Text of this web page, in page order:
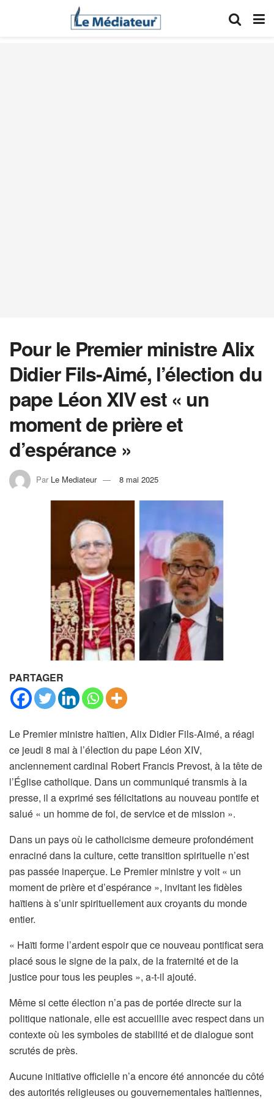
Pour le Premier ministre Alix
Didier Fils-Aimé, l’élection du
pape Léon XIV est « un
moment de prière et
d’espérance »
Par Le Mediateur 8 mai 2025
PARTAGER
Le Premier ministre haïtien, Alix Didier Fils-Aimé, a réagi
ce jeudi 8 mai à l’élection du pape Léon XIV,
anciennement cardinal Robert Francis Prevost, à la tête de
l’Église catholique. Dans un communiqué transmis à la
presse, il a exprimé ses félicitations au nouveau pontife et
salué « un homme de foi, de service et de mission ».
Dans un pays où le catholicisme demeure profondément
enraciné dans la culture, cette transition spirituelle n’est
pas passée inaperçue. Le Premier ministre y voit « un
moment de prière et d’espérance », invitant les fidèles
haïtiens à s’unir spirituellement aux croyants du monde
entier.
« Haïti forme l’ardent espoir que ce nouveau pontificat sera
placé sous le signe de la paix, de la fraternité et de la
justice pour tous les peuples », a-t-il ajouté.
Même si cette élection n’a pas de portée directe sur la
politique nationale, elle est accueillie avec respect dans un
contexte où les symboles de stabilité et de dialogue sont
scrutés de près.
Aucune initiative officielle n’a encore été annoncée du côté
des autorités religieuses ou gouvernementales haïtiennes,